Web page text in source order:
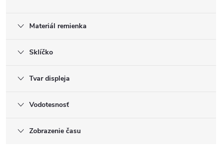
Materiál remienka
Sklíčko
Tvar displeja
Vodotesnosť
Zobrazenie času